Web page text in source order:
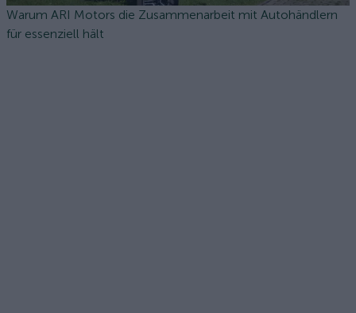
Warum ARI Motors die Zusammenarbeit mit Autohändlern
für essenziell hält